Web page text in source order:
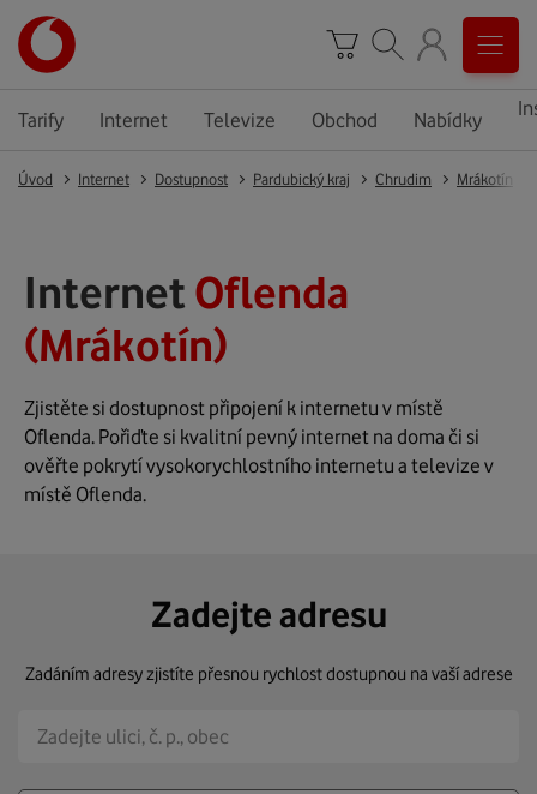
Tarify Internet Televize Obchod Nabídky
Úvod Internet Dostupnost Pardubický kraj Chrudim Mrákotín
Internet Oflenda
(Mrákotín)
Zjistěte si dostupnost připojení k internetu v místě
Oflenda. Pořiďte si kvalitní pevný internet na doma či si
ověřte pokrytí vysokorychlostního internetu a televize v
místě Oflenda.
Zadejte adresu
Zadáním adresy zjistíte přesnou rychlost dostupnou na vaší adrese